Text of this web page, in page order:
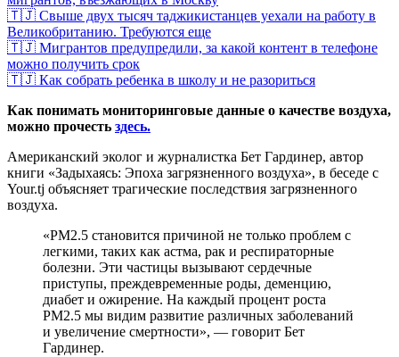
🇹🇯 Свыше двух тысяч таджикистанцев уехали на работу в
Великобританию. Требуются еще
🇹🇯 Мигрантов предупредили, за какой контент в телефоне
можно получить срок
🇹🇯 Как собрать ребенка в школу и не разориться
Как понимать мониторинговые данные о качестве воздуха,
можно прочесть здесь.
Американский эколог и журналистка Бет Гардинер, автор
книги «Задыхаясь: Эпоха загрязненного воздуха», в беседе с
Your.tj объясняет трагические последствия загрязненного
воздуха.
«PM2.5 становится причиной не только проблем с
легкими, таких как астма, рак и респираторные
болезни. Эти частицы вызывают сердечные
приступы, преждевременные роды, деменцию,
диабет и ожирение. На каждый процент роста
PM2.5 мы видим развитие различных заболеваний
и увеличение смертности», — говорит Бет
Гардинер.